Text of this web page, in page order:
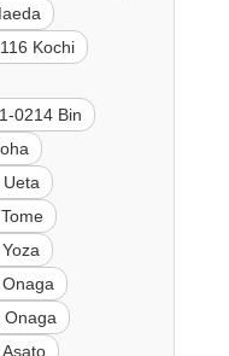
Kochi
0214 Bin
Onaga